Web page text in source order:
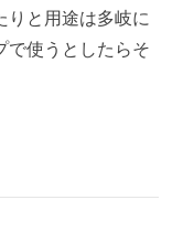
りと用途は多岐に
で使うとしたらそ